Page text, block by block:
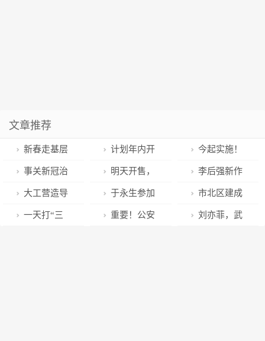
文章推荐
新春走基层
丨剑门关景区
回暖：春节期
间游客量有望
计划年内开
工！平凉至庆
阳铁路可研通
过审查
今起实施！
兰州公积金可
“商转公”
事关新冠治
疗药物，重要
通知！
明天开售，
这些要注意！
李后强新作
《宽窄论——
人生启迪与智
大工营造导
学共学党的二
于永生参加
任城代表团审
市北区建成
117处口袋公
一天打“三 重要！公安 刘亦菲，武